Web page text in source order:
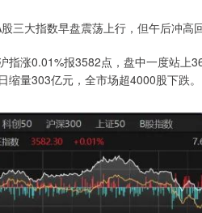
三大指数早盘震荡上行，但午后冲高回
指涨0.01%报3582点，盘中一度站上
缩量303亿元，全市场超4000股下跌。
深证成指 14110.12 -34.08